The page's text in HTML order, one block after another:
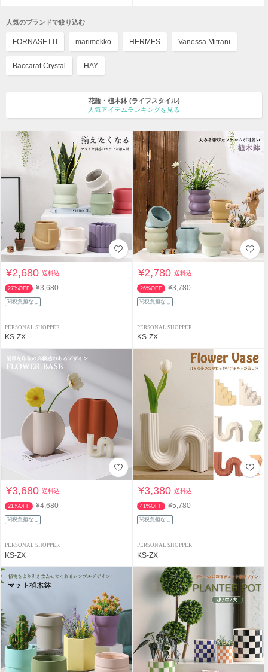
人気のブランドで絞り込む
FORNASETTI marimekko HERMES Vanessa Mitrani
Baccarat Crystal HAY
花瓶・植木鉢 (ライフスタイル)
人気アイテムランキングを見る
¥2,680送料込
27%OFF ¥3,680
関税負担なし
PERSONAL SHOPPER
KS-ZX
¥2,780送料込
26%OFF ¥3,780
関税負担なし
PERSONAL SHOPPER
KS-ZX
¥3,680送料込
21%OFF ¥4,680
関税負担なし
PERSONAL SHOPPER
KS-ZX
¥3,380送料込
41%OFF ¥5,780
関税負担なし
PERSONAL SHOPPER
KS-ZX